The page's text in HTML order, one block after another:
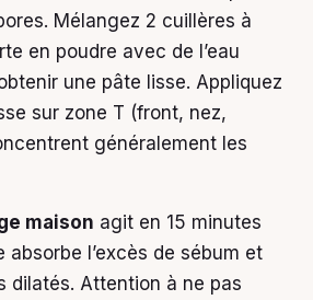
Mélangez 2 cuillères à
en poudre avec de l’eau
une pâte lisse. Appliquez
sur zone T (front, nez,
généralement les
maison agit en 15 minutes
absorbe l’excès de sébum et
dilatés. Attention à ne pas